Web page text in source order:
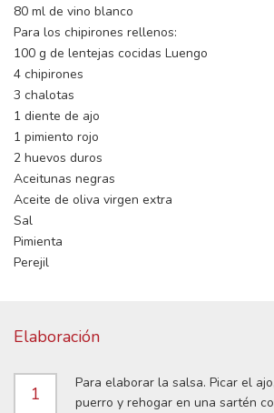
80 ml de vino blanco
Para los chipirones rellenos:
100 g de lentejas cocidas Luengo
4 chipirones
3 chalotas
1 diente de ajo
1 pimiento rojo
2 huevos duros
Aceitunas negras
Aceite de oliva virgen extra
Sal
Pimienta
Perejil
Elaboración
1
Para elaborar la salsa. Picar el
puerro y rehogar en una sartén